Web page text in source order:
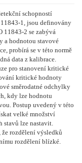
schopností
1, jsou definovány
11843-2 se zabývá
a hodnotou stavové
probírá se v této normě
data z kalibrace.
pro stanovení kritické
kritické hodnoty
směrodatné odchylky
kdy lze hodnotu
Postup uvedený v této
velké množství
stavů lze nastavit.
rozdělení výsledků
rozdělení blízké.